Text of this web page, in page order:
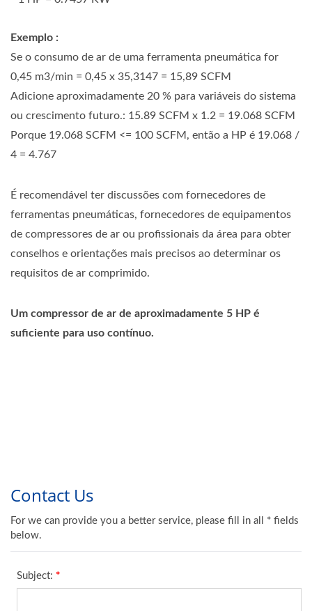
Exemplo :
Se o consumo de ar de uma ferramenta pneumática for
0,45 m3/min = 0,45 x 35,3147 = 15,89 SCFM
Adicione aproximadamente 20 % para variáveis do sistema
ou crescimento futuro.: 15.89 SCFM x 1.2 = 19.068 SCFM
Porque 19.068 SCFM <= 100 SCFM, então a HP é 19.068 /
4 = 4.767
É recomendável ter discussões com fornecedores de
ferramentas pneumáticas, fornecedores de equipamentos
de compressores de ar ou profissionais da área para obter
conselhos e orientações mais precisos ao determinar os
requisitos de ar comprimido.
Um compressor de ar de aproximadamente 5 HP é
suficiente para uso contínuo.